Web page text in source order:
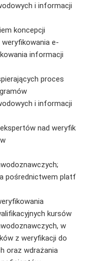
i informacji
koncepcji
e-
informacji
proces
i informacji
nad weryfik
pośrednictwem platf
kursów
w
z weryfikacji do
oraz wdrażania